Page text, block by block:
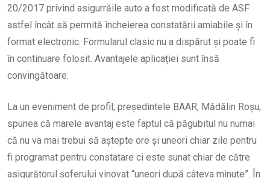
20/2017 privind asigurrăile auto a fost modificată de ASF
astfel încât să permită încheierea constatării amiabile și în
format electronic. Formularul clasic nu a dispărut și poate fi
în continuare folosit. Avantajele aplicației sunt însă
convingătoare.
La un eveniment de profil, președintele BAAR, Mădălin Roșu,
spunea că marele avantaj este faptul că păgubitul nu numai
că nu va mai trebui să aștepte ore și uneori chiar zile pentru
fi programat pentru constatare ci este sunat chiar de către
asigurătorul șoferului vinovat “uneori după câteva minute”. În